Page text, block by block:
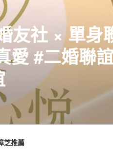
友社 × 單身
愛 #二婚聯
芝推薦